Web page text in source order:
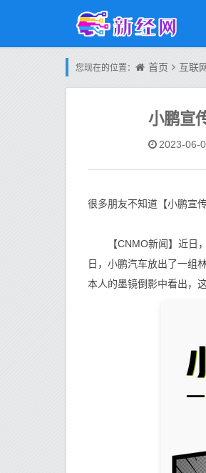
您现在的位置： 首页 互联
小鹏宣
2023-06-
很多朋友不知道【小鹏宣
【CNMO新闻】近日，
日，小鹏汽车放出了一组
本人的墨镜倒影中看出，